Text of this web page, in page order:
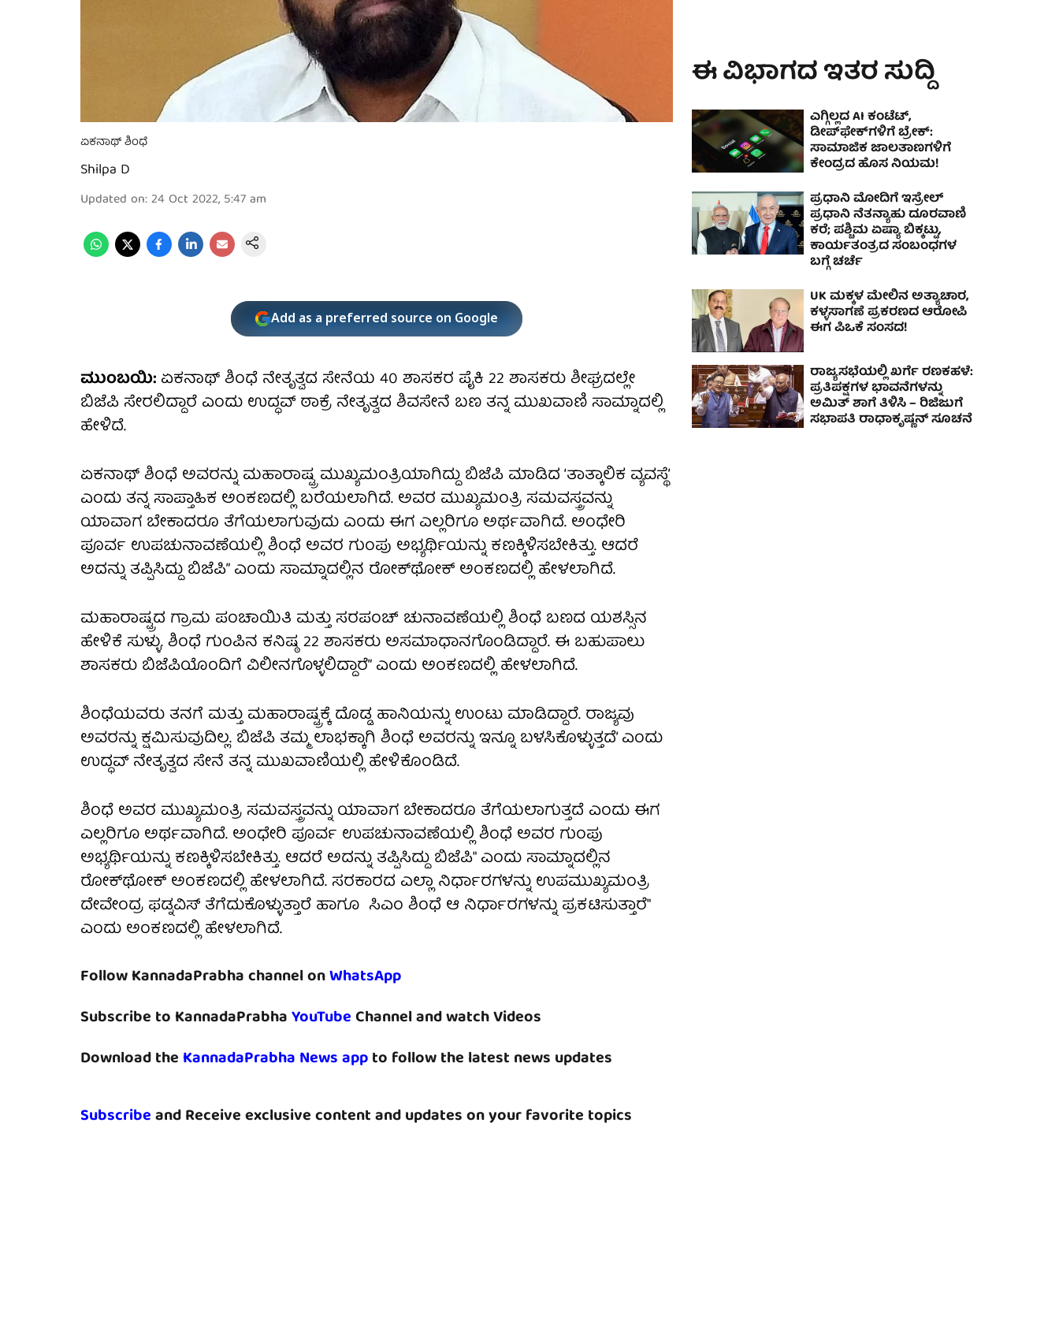
ಏಕನಾಥ್ ಶಿಂಧೆ
Shilpa D
Updated on:24 Oct 2022, 5:47 am
Add as a preferred source on Google
ಮುಂಬಯಿ: ಏಕನಾಥ್ ಶಿಂಧೆ ನೇತೃತ್ವದ ಸೇನೆಯ 40 ಶಾಸಕರ ಪೈಕಿ 22 ಶಾಸಕರು ಶೀಘ್ರದಲ್ಲೇ
ಬಿಜೆಪಿ ಸೇರಲಿದ್ದಾರೆ ಎಂದು ಉದ್ಧವ್ ಠಾಕ್ರೆ ನೇತೃತ್ವದ ಶಿವಸೇನೆ ಬಣ ತನ್ನ ಮುಖವಾಣಿ ಸಾಮ್ನಾದಲ್ಲಿ
ಹೇಳಿದೆ.
ಏಕನಾಥ್ ಶಿಂಧೆ ಅವರನ್ನು ಮಹಾರಾಷ್ಟ್ರ ಮುಖ್ಯಮಂತ್ರಿಯಾಗಿದ್ದು ಬಿಜೆಪಿ ಮಾಡಿದ ‘ತಾತ್ಕಾಲಿಕ ವ್ಯವಸ್ಥೆ’
ಎಂದು ತನ್ನ ಸಾಪ್ತಾಹಿಕ ಅಂಕಣದಲ್ಲಿ ಬರೆಯಲಾಗಿದೆ. ಅವರ ಮುಖ್ಯಮಂತ್ರಿ ಸಮವಸ್ತ್ರವನ್ನು
ಯಾವಾಗ ಬೇಕಾದರೂ ತೆಗೆಯಲಾಗುವುದು ಎಂದು ಈಗ ಎಲ್ಲರಿಗೂ ಅರ್ಥವಾಗಿದೆ. ಅಂಧೇರಿ
ಪೂರ್ವ ಉಪಚುನಾವಣೆಯಲ್ಲಿ ಶಿಂಧೆ ಅವರ ಗುಂಪು ಅಭ್ಯರ್ಥಿಯನ್ನು ಕಣಕ್ಕಿಳಿಸಬೇಕಿತ್ತು. ಆದರೆ
ಅದನ್ನು ತಪ್ಪಿಸಿದ್ದು ಬಿಜೆಪಿ” ಎಂದು ಸಾಮ್ನಾದಲ್ಲಿನ ರೋಕ್‌ಥೋಕ್ ಅಂಕಣದಲ್ಲಿ ಹೇಳಲಾಗಿದೆ.
ಮಹಾರಾಷ್ಟ್ರದ ಗ್ರಾಮ ಪಂಚಾಯಿತಿ ಮತ್ತು ಸರಪಂಚ್ ಚುನಾವಣೆಯಲ್ಲಿ ಶಿಂಧೆ ಬಣದ ಯಶಸ್ಸಿನ
ಹೇಳಿಕೆ ಸುಳ್ಳು. ಶಿಂಧೆ ಗುಂಪಿನ ಕನಿಷ್ಠ 22 ಶಾಸಕರು ಅಸಮಾಧಾನಗೊಂಡಿದ್ದಾರೆ. ಈ ಬಹುಪಾಲು
ಶಾಸಕರು ಬಿಜೆಪಿಯೊಂದಿಗೆ ವಿಲೀನಗೊಳ್ಳಲಿದ್ದಾರೆ” ಎಂದು ಅಂಕಣದಲ್ಲಿ ಹೇಳಲಾಗಿದೆ.
ಶಿಂಧೆಯವರು ತನಗೆ ಮತ್ತು ಮಹಾರಾಷ್ಟ್ರಕ್ಕೆ ದೊಡ್ಡ ಹಾನಿಯನ್ನು ಉಂಟು ಮಾಡಿದ್ದಾರೆ. ರಾಜ್ಯವು
ಅವರನ್ನು ಕ್ಷಮಿಸುವುದಿಲ್ಲ. ಬಿಜೆಪಿ ತಮ್ಮ ಲಾಭಕ್ಕಾಗಿ ಶಿಂಧೆ ಅವರನ್ನು ಇನ್ನೂ ಬಳಸಿಕೊಳ್ಳುತ್ತದೆ’ ಎಂದು
ಉದ್ಧವ್ ನೇತೃತ್ವದ ಸೇನೆ ತನ್ನ ಮುಖವಾಣಿಯಲ್ಲಿ ಹೇಳಿಕೊಂಡಿದೆ.
ಶಿಂಧೆ ಅವರ ಮುಖ್ಯಮಂತ್ರಿ ಸಮವಸ್ತ್ರವನ್ನು ಯಾವಾಗ ಬೇಕಾದರೂ ತೆಗೆಯಲಾಗುತ್ತದೆ ಎಂದು ಈಗ
ಎಲ್ಲರಿಗೂ ಅರ್ಥವಾಗಿದೆ. ಅಂಧೇರಿ ಪೂರ್ವ ಉಪಚುನಾವಣೆಯಲ್ಲಿ ಶಿಂಧೆ ಅವರ ಗುಂಪು
ಅಭ್ಯರ್ಥಿಯನ್ನು ಕಣಕ್ಕಿಳಿಸಬೇಕಿತ್ತು. ಆದರೆ ಅದನ್ನು ತಪ್ಪಿಸಿದ್ದು ಬಿಜೆಪಿ" ಎಂದು ಸಾಮ್ನಾದಲ್ಲಿನ
ರೋಕ್‌ಥೋಕ್ ಅಂಕಣದಲ್ಲಿ ಹೇಳಲಾಗಿದೆ. ಸರಕಾರದ ಎಲ್ಲಾ ನಿರ್ಧಾರಗಳನ್ನು ಉಪಮುಖ್ಯಮಂತ್ರಿ
ದೇವೇಂದ್ರ ಫಡ್ನವಿಸ್ ತೆಗೆದುಕೊಳ್ಳುತ್ತಾರೆ ಹಾಗೂ ಸಿಎಂ ಶಿಂಧೆ ಆ ನಿರ್ಧಾರಗಳನ್ನು ಪ್ರಕಟಿಸುತ್ತಾರೆ"
ಎಂದು ಅಂಕಣದಲ್ಲಿ ಹೇಳಲಾಗಿದೆ.
Follow KannadaPrabha channel onWhatsApp
Subscribe to KannadaPrabhaYouTubeChannel and watch Videos
Download the KannadaPrabha News appto follow the latest news updates
Subscribeand Receive exclusive content and updates on your favorite topics
ಈ ವಿಭಾಗದ ಇತರ ಸುದ್ದಿ
ಎಗ್ಗಿಲ್ಲದ AI ಕಂಟೆಟ್,
ಡೀಪ್‌ಫೇಕ್‌ಗಳಿಗೆ ಬ್ರೇಕ್:
ಸಾಮಾಜಿಕ ಜಾಲತಾಣಗಳಿಗೆ
ಕೇಂದ್ರದ ಹೊಸ ನಿಯಮ!
ಪ್ರಧಾನಿ ಮೋದಿಗೆ ಇಸ್ರೇಲ್
ಪ್ರಧಾನಿ ನೆತನ್ಯಾಹು ದೂರವಾಣಿ
ಕರೆ; ಪಶ್ಚಿಮ ಏಷ್ಯಾ ಬಿಕ್ಕಟ್ಟು,
ಕಾರ್ಯತಂತ್ರದ ಸಂಬಂಧಗಳ
ಬಗ್ಗೆ ಚರ್ಚೆ
UK ಮಕ್ಕಳ ಮೇಲಿನ ಅತ್ಯಾಚಾರ,
ಕಳ್ಳಸಾಗಣೆ ಪ್ರಕರಣದ ಆರೋಪಿ
ಈಗ ಪಿಒಕೆ ಸಂಸದ!
ರಾಜ್ಯಸಭೆಯಲ್ಲಿ ಖರ್ಗೆ ರಣಕಹಳೆ:
ಪ್ರತಿಪಕ್ಷಗಳ ಭಾವನೆಗಳನ್ನು
ಅಮಿತ್ ಶಾಗೆ ತಿಳಿಸಿ – ರಿಜಿಜುಗೆ
ಸಭಾಪತಿ ರಾಧಾಕೃಷ್ಣನ್ ಸೂಚನೆ